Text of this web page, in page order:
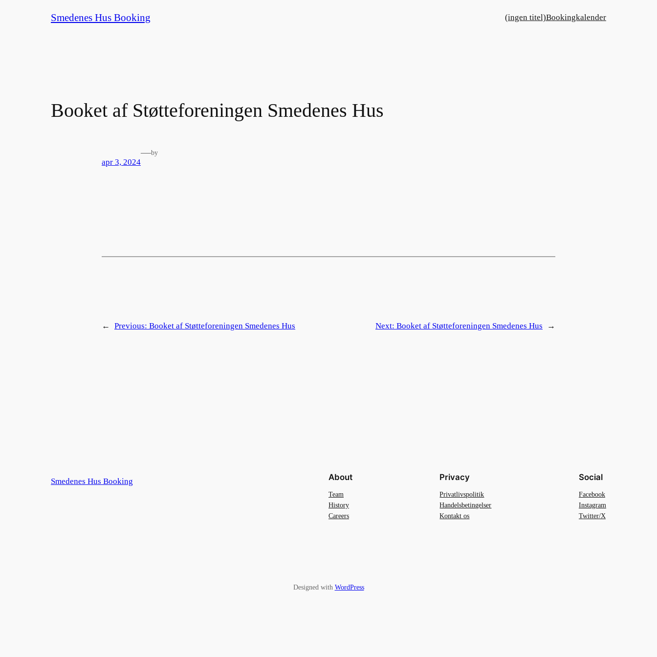
Smedenes Hus Booking (ingen titel)Bookingkalender
Booket af Støtteforeningen Smedenes Hus
apr 3, 2024
—by
← Previous: Booket af Støtteforeningen Smedenes Hus Next: Booket af Støtteforeningen Smedenes Hus →
Smedenes Hus Booking About
Team
History
Careers
Privacy
Privatlivspolitik
Handelsbetingelser
Kontakt os
Social
Facebook
Instagram
Twitter/X
Designed with WordPress